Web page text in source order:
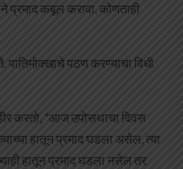
प्रमाद कबूल करावा. कोणताही
पातिमोक्खाचे पठण करण्याचा विधी
करतो, “आज उपोसथाचा दिवस
हातून प्रमाद घडला असेल, त्या
हातून प्रमाद घडला नसेल तर